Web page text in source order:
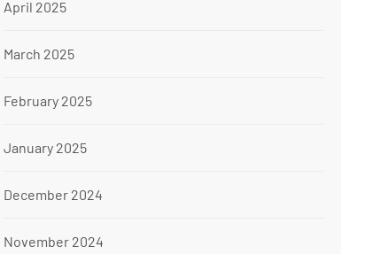
April 2025
March 2025
February 2025
January 2025
December 2024
November 2024